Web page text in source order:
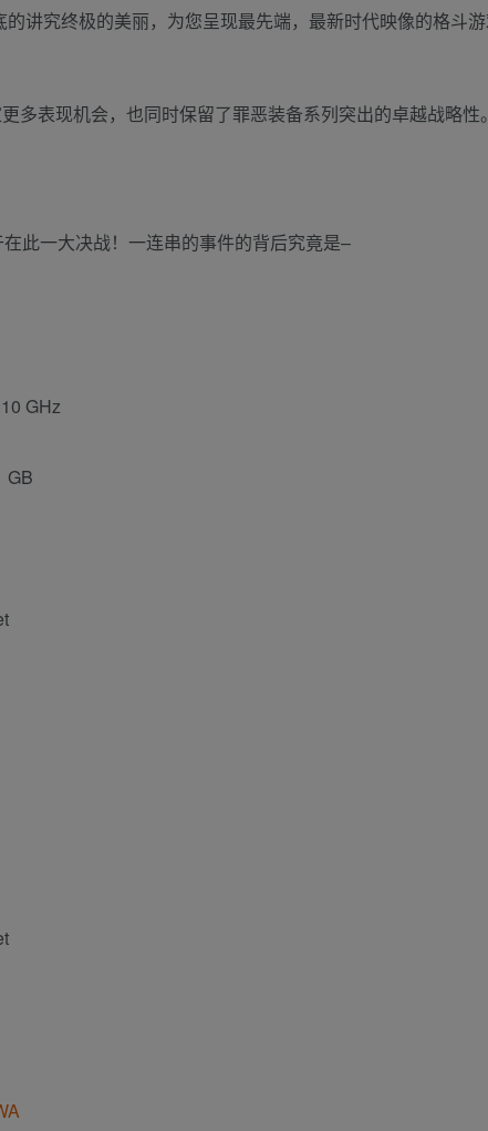
讲究终极的美丽，为您呈现最先端，最新时代映像的格斗游
多表现机会，也同时保留了罪恶装备系列突出的卓越战略
此一大决战！一连串的事件的背后究竟是–
GHz
GB